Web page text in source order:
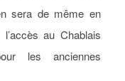
sera de même en
au Chablais
les anciennes